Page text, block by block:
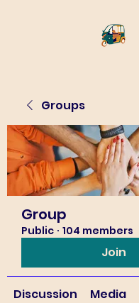
Groups
Group
Public · 104 members
Join
Discussion Media